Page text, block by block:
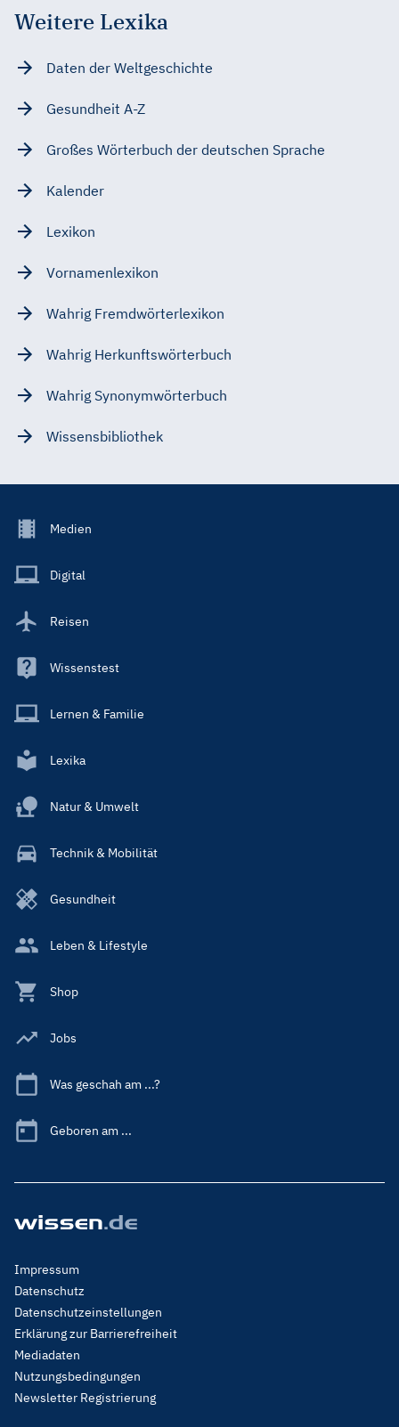
Weitere Lexika
Daten der Weltgeschichte
Gesundheit A-Z
Großes Wörterbuch der deutschen Sprache
Kalender
Lexikon
Vornamenlexikon
Wahrig Fremdwörterlexikon
Wahrig Herkunftswörterbuch
Wahrig Synonymwörterbuch
Wissensbibliothek
Footer
Main
Medien
Digital
Reisen
Wissenstest
Lernen & Familie
Lexika
Natur & Umwelt
Technik & Mobilität
Gesundheit
Leben & Lifestyle
Shop
Jobs
Was geschah am ...?
Geboren am ...
Footer
Menu
Legal
Impressum
Datenschutz
Datenschutzeinstellungen
Erklärung zur Barrierefreiheit
Mediadaten
Nutzungsbedingungen
Newsletter Registrierung